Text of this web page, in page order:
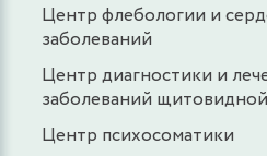
Центр флебологии и
заболеваний
Центр диагностики и
заболеваний
Центр психосоматики